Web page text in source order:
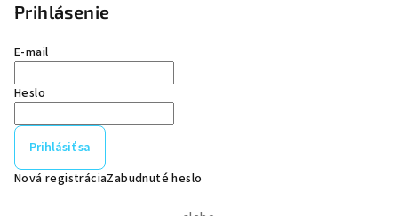
Prihlásenie
E-mail
Heslo
Prihlásiť sa
Nová registráciaZabudnuté heslo